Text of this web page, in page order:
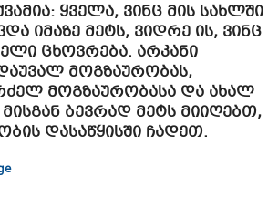
ყველა, ვინც მის სახლში
იმაზე მეტს, ვიდრე ის, ვინც
ცხოვრება. არკანი
მოგზაურობას,
მოგზაურობასა და ახალ
ბევრად მეტს მიიღებთ,
დასაწყისში ჩადეთ.